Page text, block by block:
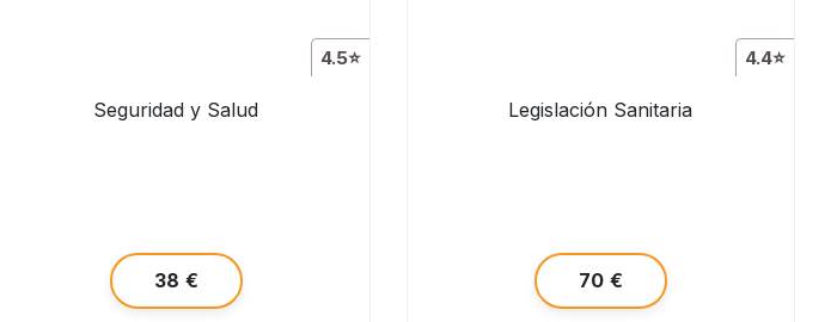
4.5⭐
Seguridad y Salud
38 €
4.4⭐
Legislación Sanitaria
70 €